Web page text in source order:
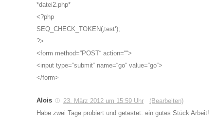
*datei2.php*
<?php
SEQ_CHECK_TOKEN(‚test‘);
?>
<form method=“POST“ action=““>
<input type=“submit“ name=“go“ value=“go“>
</form>
Alois 23. März 2012 um 15:59 Uhr
(Bearbeiten)
Habe zwei Tage probiert und getestet: ein gutes Stück Arbeit!